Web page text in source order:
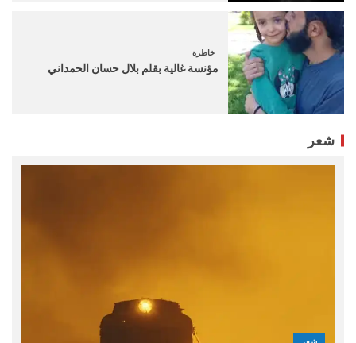
خاطرة
مؤنسة غالية بقلم بلال حسان الحمداني
شعر